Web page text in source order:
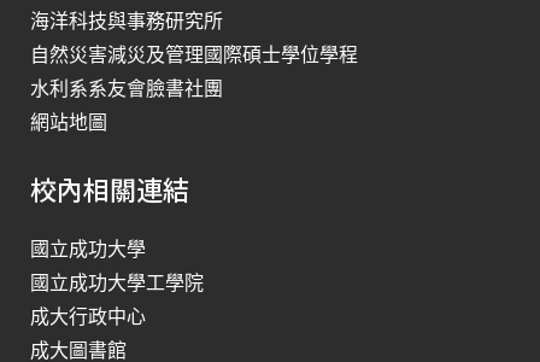
海洋科技與事務研究所
自然災害減災及管理國際碩士學位學程
水利系系友會臉書社團
網站地圖
校內相關連結
國立成功大學
國立成功大學工學院
成大行政中心
成大圖書館